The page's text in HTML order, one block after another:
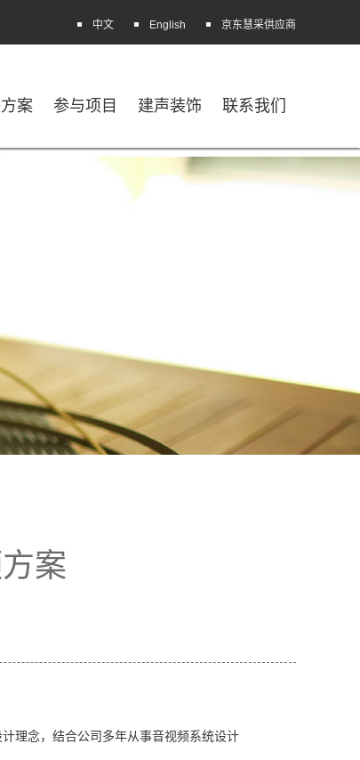
中文 English 京东慧采供应商
案 参与项目 建声装饰 联系我们
案
理念，结合公司多年从事音视频系统设计